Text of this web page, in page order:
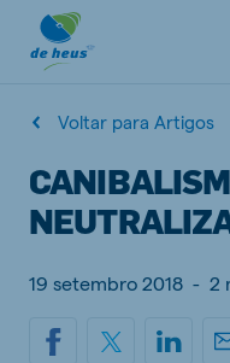
Voltar para Artigos
19 setembro 2018 - 2